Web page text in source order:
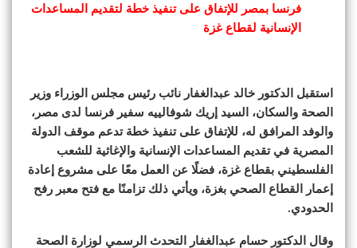
فرنسا بمصر للإتفاق على تنفيذ خطة لتقديم المساعدات
الإنسانية لقطاع غزة
استقبل الدكتور خالد عبدالغفار نائب رئيس مجلس الوزراء وزير
الصحة والسكان، السيد إريك شوفالييه سفير فرنسا لدى مصر،
والوفد المرافق له، للإتفاق على تنفيذ خطة تدعم موقف الدولة
المصرية في تقديم المساعدات الإنسانية والإغاثية للشعب
الفلسطيني بقطاع غزة، فضلًا عن العمل معًا على مشروع إعادة
إعمار القطاع الصحي بغزة، ويأتي ذلك تزامنًا مع فتح معبر رفح
الحدودي.
وقال الدكتور حسام عبدالغفار التحدث الرسمي لوزارة الصحة